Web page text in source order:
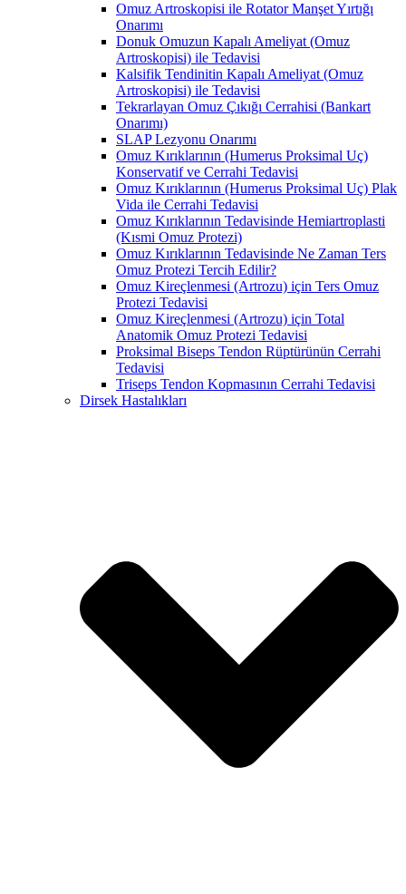
Omuz Artroskopisi ile Rotator Manşet Yırtığı
Onarımı
Donuk Omuzun Kapalı Ameliyat (Omuz
Artroskopisi) ile Tedavisi
Kalsifik Tendinitin Kapalı Ameliyat (Omuz
Artroskopisi) ile Tedavisi
Tekrarlayan Omuz Çıkığı Cerrahisi (Bankart
Onarımı)
SLAP Lezyonu Onarımı
Omuz Kırıklarının (Humerus Proksimal Uç)
Konservatif ve Cerrahi Tedavisi
Omuz Kırıklarının (Humerus Proksimal Uç) Plak
Vida ile Cerrahi Tedavisi
Omuz Kırıklarının Tedavisinde Hemiartroplasti
(Kısmi Omuz Protezi)
Omuz Kırıklarının Tedavisinde Ne Zaman Ters
Omuz Protezi Tercih Edilir?
Omuz Kireçlenmesi (Artrozu) için Ters Omuz
Protezi Tedavisi
Omuz Kireçlenmesi (Artrozu) için Total
Anatomik Omuz Protezi Tedavisi
Proksimal Biseps Tendon Rüptürünün Cerrahi
Tedavisi
Triseps Tendon Kopmasının Cerrahi Tedavisi
Dirsek Hastalıkları